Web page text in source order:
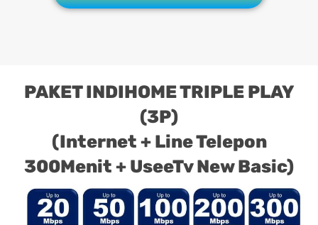
PAKET INDIHOME TRIPLE PLAY
(3P)
(Internet + Line Telepon
300Menit + UseeTv New Basic)